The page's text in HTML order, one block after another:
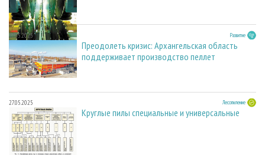
27.05.2025 Развитие
Преодолеть кризис: Архангельская область
поддерживает производство пеллет
27.05.2025 Лесопиление
Круглые пилы специальные и универсальные